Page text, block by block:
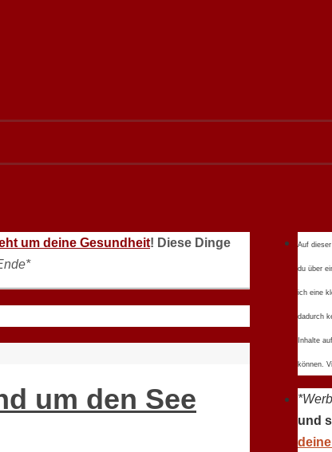
um deine Gesundheit! Diese Dinge
um den See
Auf
du über
ich eine
dadurch
Inhalte
können.
und